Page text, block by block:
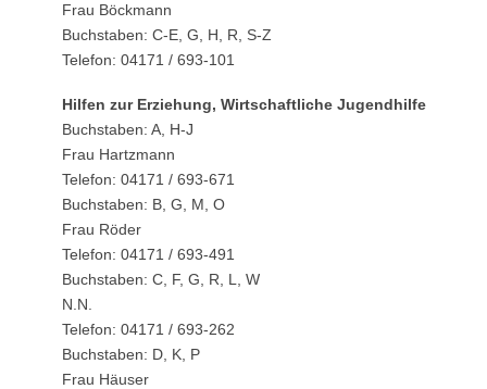
Frau Böckmann
Buchstaben: C-E, G, H, R, S-Z
Telefon: 04171 / 693-101
Hilfen zur Erziehung, Wirtschaftliche Jugendhilfe
Buchstaben: A, H-J
Frau Hartzmann
Telefon: 04171 / 693-671
Buchstaben: B, G, M, O
Frau Röder
Telefon: 04171 / 693-491
Buchstaben: C, F, G, R, L, W
N.N.
Telefon: 04171 / 693-262
Buchstaben: D, K, P
Frau Häuser